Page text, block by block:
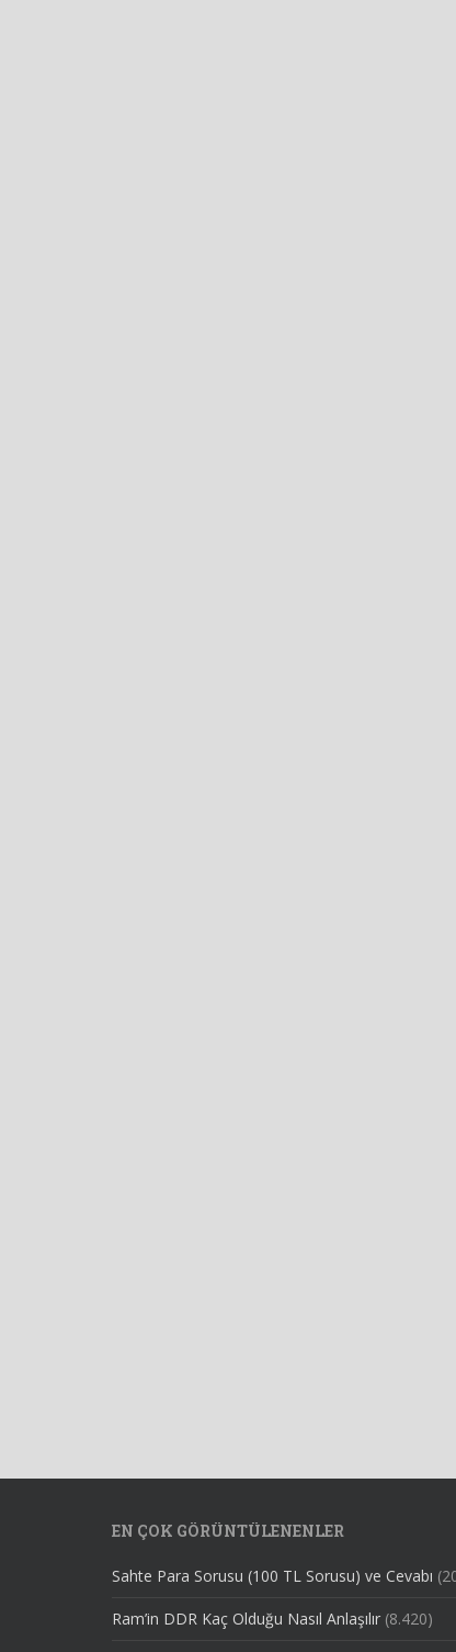
EN ÇOK GÖRÜNTÜLENENLER
Sahte Para Sorusu (100 TL Sorusu) ve Cevabı
Ram’in DDR Kaç Olduğu Nasıl Anlaşılır (8.420)